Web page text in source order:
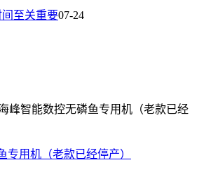
至关重要07-24
峰智能数控无磷鱼专用机（老款已经